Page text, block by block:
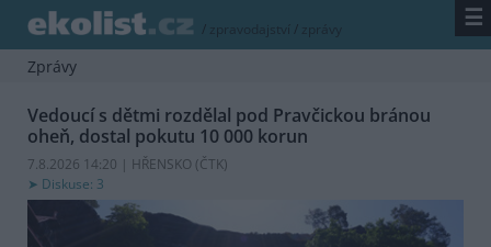
/ zpravodajství / zprávy ☰
Zprávy
Vedoucí s dětmi rozdělal pod Pravčickou bránou
oheň, dostal pokutu 10 000 korun
7.8.2026 14:20 | HŘENSKO (ČTK)
Diskuse: 3